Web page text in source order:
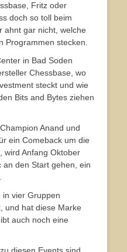
Fritz oder
doch so toll beim
ahnt gar nicht, welche
Programmen stecken.
in Bad Soden
Chessbase, wo
steckt und wie
Bits and Bytes ziehen
Anand und
ein Comeback um die
wird Anfang Oktober
an den Start gehen, ein
in vier Gruppen
und hat diese Marke
auch noch eine